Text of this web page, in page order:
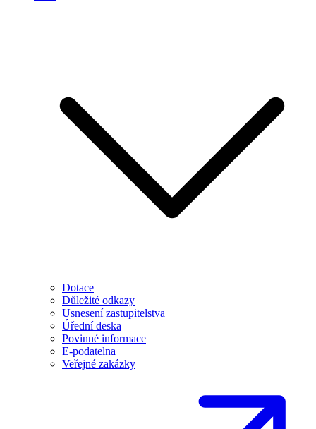
Dotace
Důležité odkazy
Usnesení zastupitelstva
Úřední deska
Povinné informace
E-podatelna
Veřejné zakázky